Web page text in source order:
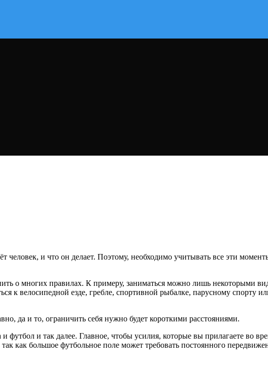
и что он делает. Поэтому, необходимо учитывать все эти
о многих правилах. К примеру, заниматься можно лишь некоторыми
к велосипедной езде, гребле, спортивной рыбалке, парусному спорту
да и то, ограничить себя нужно будет короткими расстояниями.
и так далее. Главное, чтобы усилия, которые вы прилагаете во
как большое футбольное поле может требовать постоянного